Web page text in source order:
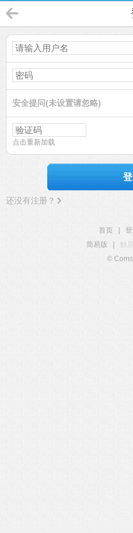
安全提问(未设置请忽略)
点击重新加载
还没有注册？
首页
简易版
触
©